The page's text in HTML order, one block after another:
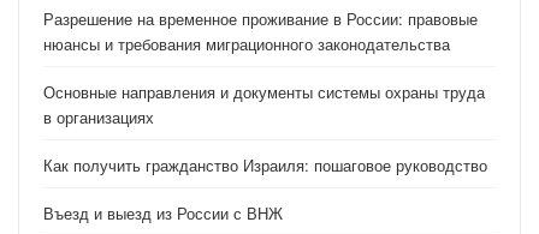
Разрешение на временное проживание в России: правовые
нюансы и требования миграционного законодательства
Основные направления и документы системы охраны труда
в организациях
Как получить гражданство Израиля: пошаговое руководство
Въезд и выезд из России с ВНЖ